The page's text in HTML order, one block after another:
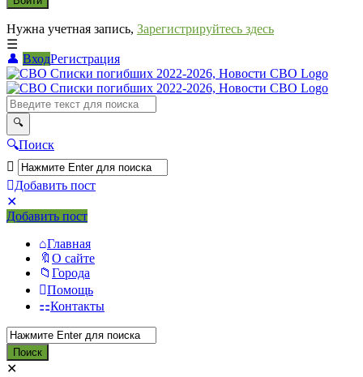
Нужна учетная запись, Зарегистрируйтесь здесь
ВходРегистрация
СВО
Списки
погибших
2022-
2026,
Новости
СВО
Поиск
Добавить пост
Мобильное
меню
Добавить пост
Главная
О сайте
Города
Помощь
Контакты